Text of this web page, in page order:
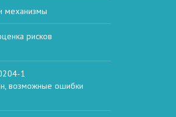
механизмы
рисков
1
возможные ошибки